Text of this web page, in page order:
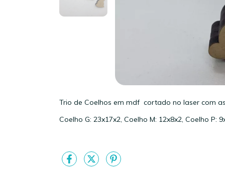
Trio de Coelhos em mdf cortado no laser com
Coelho G: 23x17x2, Coelho M: 12x8x2, Coelho P: